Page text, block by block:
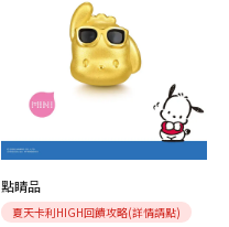
點睛品
夏天卡利HIGH回饋攻略(詳情請點)